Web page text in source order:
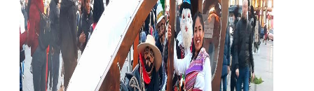
FAQ
A propos
Contactez-nous !